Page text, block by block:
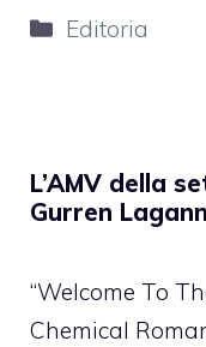
Categorie
Editoria
L’AMV della
Gurren Lagann
“Welcome To
Chemical